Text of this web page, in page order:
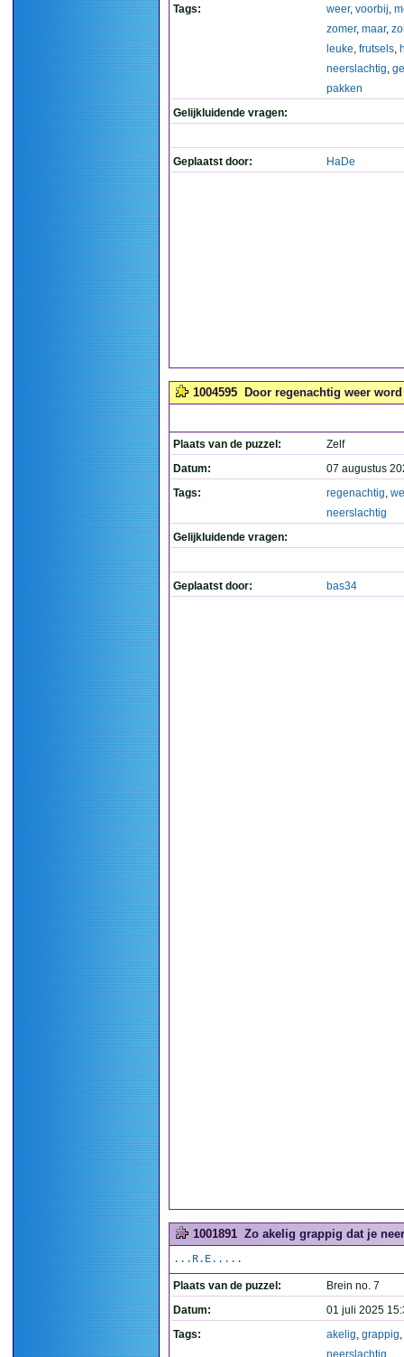
Tags:
weer, voorbij,
zomer, maar,
leuke, frutsels,
neerslachtig,
pakken
Gelijkluidende vragen:
Geplaatst door: HaDe
1004595 Door regenachtig weer
Plaats van de puzzel:
Zelf
Datum:
07 augustus
Tags:
regenachtig,
neerslachtig
Gelijkluidende vragen:
Geplaatst door: bas34
1001891 Zo akelig grappig dat je
...R.E.....
Plaats van de puzzel:
Brein no. 7
Datum:
01 juli 2025
Tags:
akelig, grappig,
neerslachtig